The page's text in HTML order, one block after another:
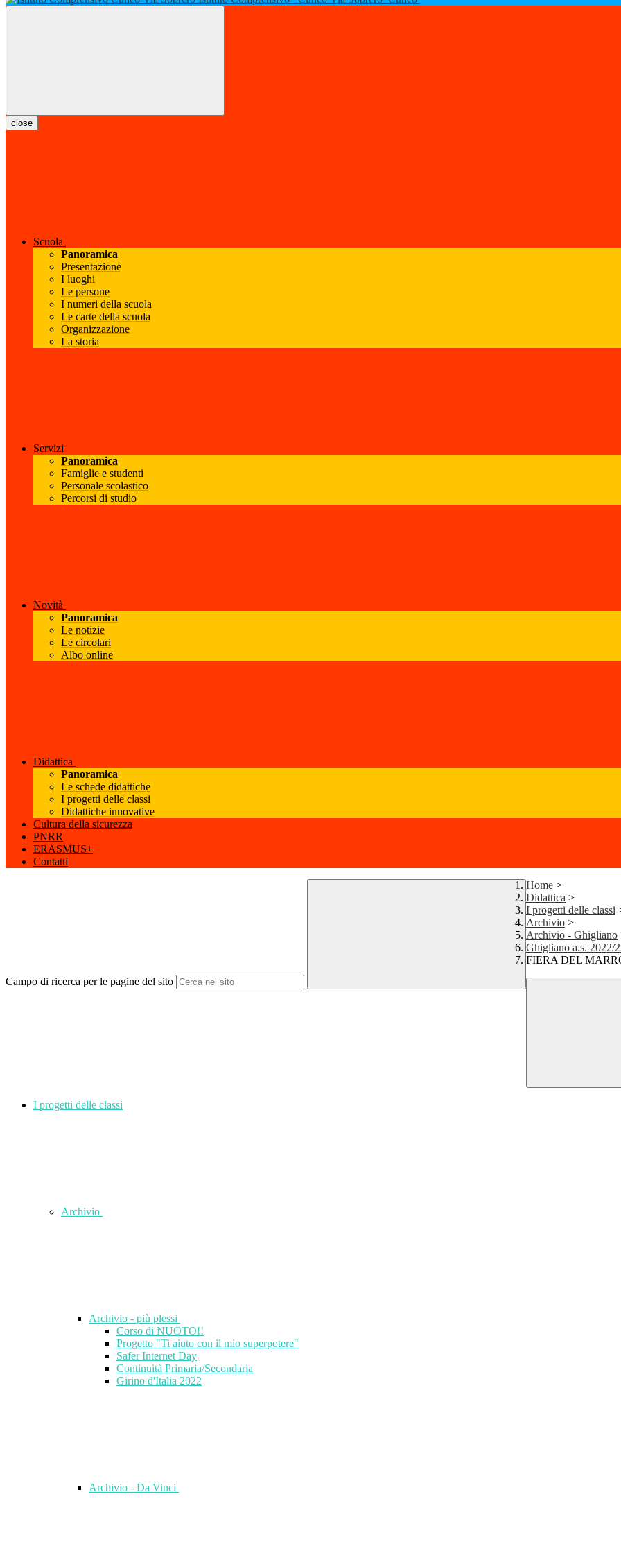
close
Scuola
Panoramica
Presentazione
I luoghi
Le persone
I numeri della scuola
Le carte della scuola
Organizzazione
La storia
Servizi
Panoramica
Famiglie e studenti
Personale scolastico
Percorsi di studio
Novità
Panoramica
Le notizie
Le circolari
Albo online
Didattica
Panoramica
Le schede didattiche
I progetti delle classi
Didattiche innovative
Cultura della sicurezza
PNRR
ERASMUS+
Contatti
Campo di ricerca per le pagine del sito
Home >
Didattica >
I progetti delle classi
Archivio >
Archivio - Ghigliano
Ghigliano a.s. 2022/
FIERA DEL
I progetti delle classi
Archivio
Archivio - più plessi
Corso di NUOTO!!
Progetto "Ti aiuto con il mio superpotere"
Safer Internet Day
Continuità Primaria/Secondaria
Girino d'Italia 2022
Archivio - Da Vinci